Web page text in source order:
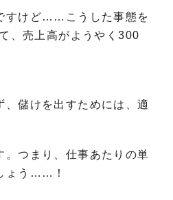
すけど……こうした事態を
、売上高がようやく300
儲けを出すためには、適
。つまり、仕事あたりの単
ょう……！